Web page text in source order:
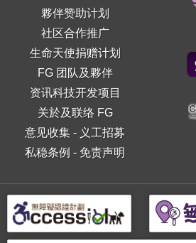
夥伴赞助计划
社区合作推广
生命天使捐赠计划
FG 团队及夥伴
资讯科技开发项目
关於及联络 FG
意见收集 - 义工招募
私稳条例 - 免责声明